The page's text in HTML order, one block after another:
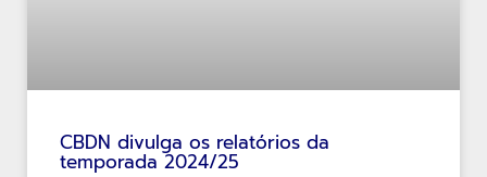
CBDN divulga os relatórios da
temporada 2024/25